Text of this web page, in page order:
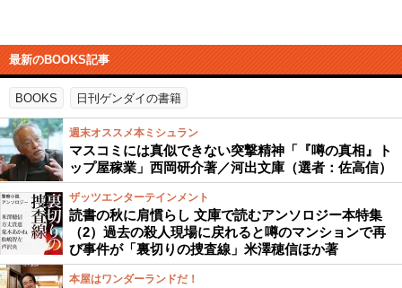
最新のBOOKS記事
BOOKS 日刊ゲンダイの書籍
週末オススメ本ミシュラン
マスコミには真似できない突撃精神「『噂の真相』ト
ップ屋稼業」西岡研介著／河出文庫（選者：佐高信）
ザッツエンターテインメント
読書の秋に肩慣らし 文庫で読むアンソロジー本特集
（2）過去の殺人現場に戻れると噂のマンションで再
び事件が「裏切りの捜査線」米澤穂信ほか著
本屋はワンダーランドだ！